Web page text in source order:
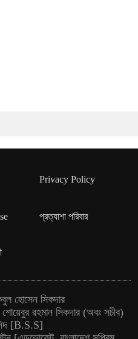
Privacy Policy
প্রত্যাশা পরিবার
হোসেন সিকদার
রহমান সিকদার (অবঃ সচীব)
[B.S.S]